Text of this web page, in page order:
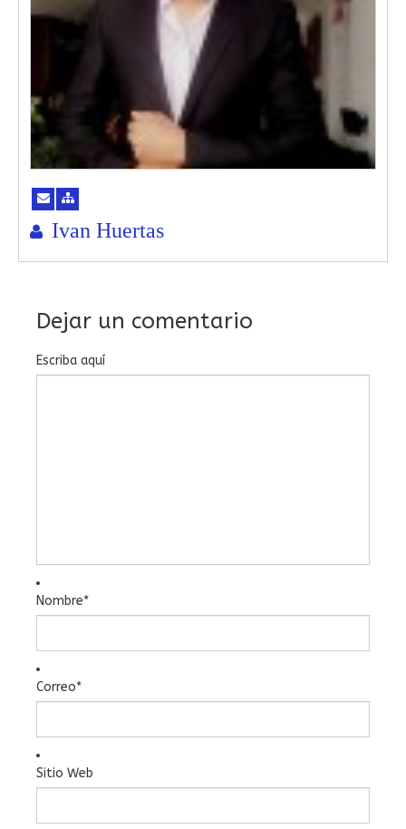
Ivan Huertas
Dejar un comentario
Escriba aquí
Nombre*
Correo*
Sitio Web